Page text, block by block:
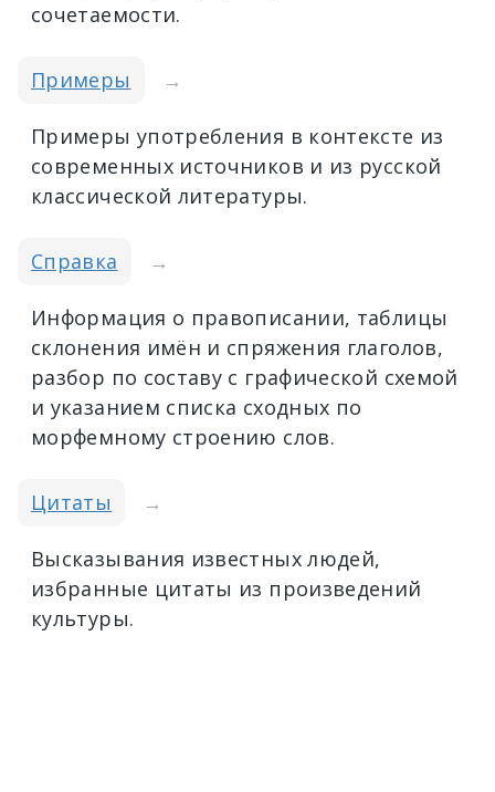
сочетаемости.
Примеры →
Примеры употребления в контексте из
современных источников и из русской
классической литературы.
Справка →
Информация о правописании, таблицы
склонения имён и спряжения глаголов,
разбор по составу с графической схемой
и указанием списка сходных по
морфемному строению слов.
Цитаты →
Высказывания известных людей,
избранные цитаты из произведений
культуры.